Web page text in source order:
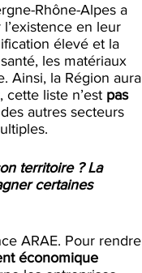
Rhône-Alpes a
en leur
élevé et la
les matériaux
Ainsi, la Région aura
cette liste n’est pas
autres secteurs
territoire ? La
certaines
ARAE. Pour rendre
économique